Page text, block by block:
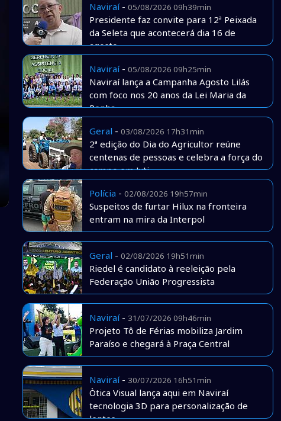
Naviraí- 05/08/2026 09h39min
Presidente faz convite para 12ª Peixada
da Seleta que acontecerá dia 16 de
agosto
Naviraí- 05/08/2026 09h25min
Naviraí lança a Campanha Agosto Lilás
com foco nos 20 anos da Lei Maria da
Penha
Geral - 03/08/2026 17h31min
2ª edição do Dia do Agricultor reúne
centenas de pessoas e celebra a força do
campo em Juti
Polícia - 02/08/2026 19h57min
Suspeitos de furtar Hilux na fronteira
entram na mira da Interpol
Geral - 02/08/2026 19h51min
Riedel é candidato à reeleição pela
Federação União Progressista
Naviraí- 31/07/2026 09h46min
Projeto Tô de Férias mobiliza Jardim
Paraíso e chegará à Praça Central
Naviraí- 30/07/2026 16h51min
Òtica Visual lança aqui em Naviraí
tecnologia 3D para personalização de